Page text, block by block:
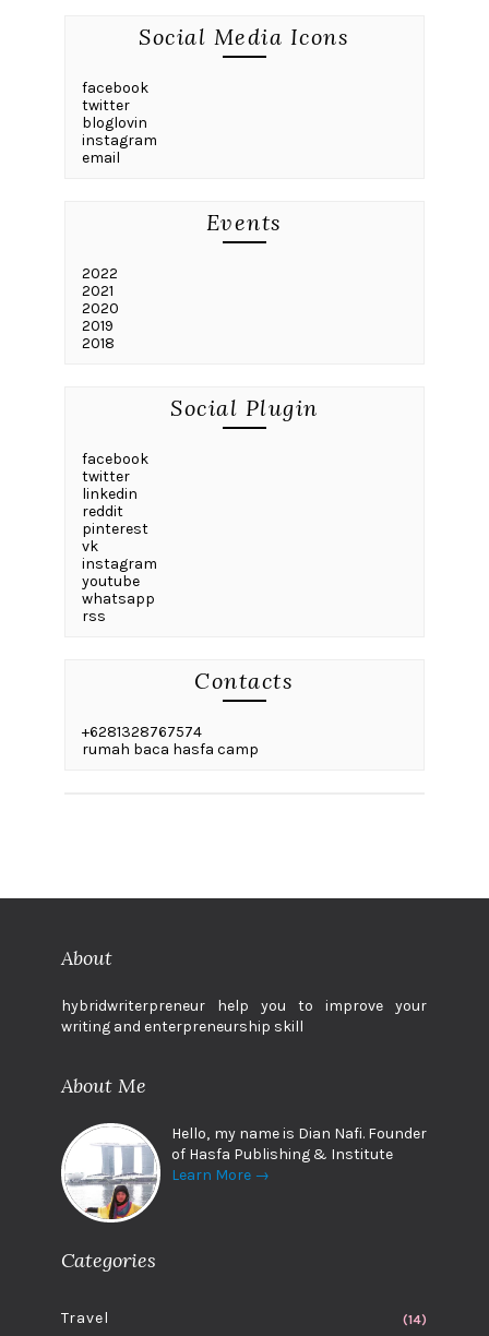
Social Media Icons
facebook
twitter
bloglovin
instagram
email
Events
2022
2021
2020
2019
2018
Social Plugin
facebook
twitter
linkedin
reddit
pinterest
vk
instagram
youtube
whatsapp
rss
Contacts
+6281328767574
rumah baca hasfa camp
About
hybridwriterpreneur help you to improve your
writing and enterpreneurship skill
About Me
Hello, my name is Dian Nafi. Founder
of Hasfa Publishing & Institute
Learn More →
Categories
Travel (14)